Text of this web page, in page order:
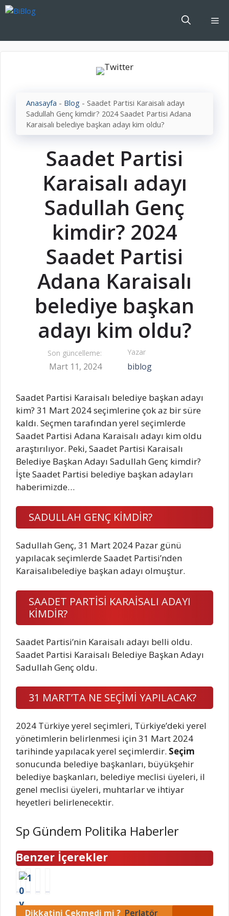
İçeriğe
Anasayfa - Blog - Saadet Partisi Karaisalı adayı
Sadullah Genç kimdir? 2024 Saadet Partisi Adana
Karaisalı belediye başkan adayı kim oldu?
Saadet Partisi
Karaisalı adayı
Sadullah Genç
kimdir? 2024
Saadet Partisi
Adana Karaisalı
belediye başkan
adayı kim oldu?
Son güncelleme:
Mart 11, 2024
Yazar
biblog
Saadet Partisi Karaisalı belediye başkan adayı
kim? 31 Mart 2024 seçimlerine çok az bir süre
kaldı. Seçmen tarafından yerel seçimlerde
Saadet Partisi Adana Karaisalı adayı kim oldu
araştırılıyor. Peki, Saadet Partisi Karaisalı
Belediye Başkan Adayı Sadullah Genç kimdir?
İşte Saadet Partisi belediye başkan adayları
haberimizde…
SADULLAH GENÇ KİMDİR?
Sadullah Genç, 31 Mart 2024 Pazar günü
yapılacak seçimlerde Saadet Partisi’nden
Karaisalıbelediye başkan adayı olmuştur.
SAADET PARTİSİ KARAİSALI ADAYI
KİMDİR?
Saadet Partisi’nin Karaisalı adayı belli oldu.
Saadet Partisi Karaisalı Belediye Başkan Adayı
Sadullah Genç oldu.
31 MART’TA NE SEÇİMİ YAPILACAK?
2024 Türkiye yerel seçimleri, Türkiye’deki yerel
yönetimlerin belirlenmesi için 31 Mart 2024
tarihinde yapılacak yerel seçimlerdir. Seçim
sonucunda belediye başkanları, büyükşehir
belediye başkanları, belediye meclisi üyeleri, il
genel meclisi üyeleri, muhtarlar ve ihtiyar
heyetleri belirlenecektir.
Sp Gündem Politika Haberler
Benzer İçerekler
1
0
y
P
o
e
a
b
r
n
Dikkatini Çekmedi mi ? Perlatör